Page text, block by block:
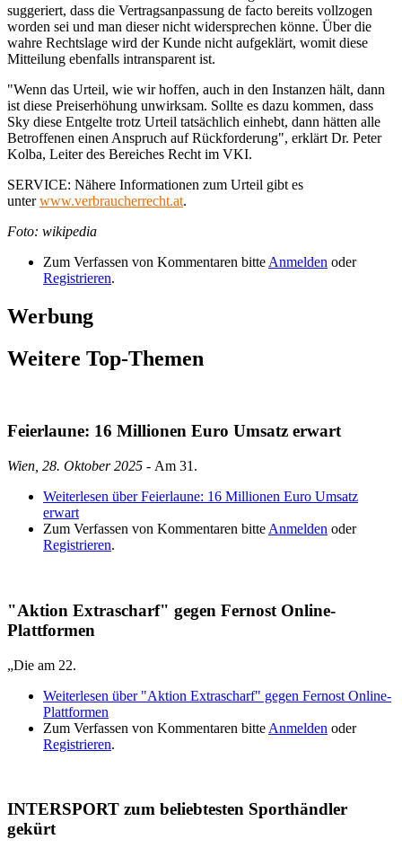
suggeriert, dass die Vertragsanpassung de facto bereits vollzogen
worden sei und man dieser nicht widersprechen könne. Über die
wahre Rechtslage wird der Kunde nicht aufgeklärt, womit diese
Mitteilung ebenfalls intransparent ist.
"Wenn das Urteil, wie wir hoffen, auch in den Instanzen hält, dann
ist diese Preiserhöhung unwirksam. Sollte es dazu kommen, dass
Sky diese Entgelte trotz Urteil tatsächlich einhebt, dann hätten alle
Betroffenen einen Anspruch auf Rückforderung", erklärt Dr. Peter
Kolba, Leiter des Bereiches Recht im VKI.
SERVICE: Nähere Informationen zum Urteil gibt es
unterwww.verbraucherrecht.at.
Foto: wikipedia
Zum Verfassen von Kommentaren bitte Anmelden oder
Registrieren.
Werbung
Weitere Top-Themen
Feierlaune: 16 Millionen Euro Umsatz erwart
Wien, 28. Oktober 2025 - Am 31.
Weiterlesen über Feierlaune: 16 Millionen Euro Umsatz
erwart
Zum Verfassen von Kommentaren bitte Anmelden oder
Registrieren.
"Aktion Extrascharf" gegen Fernost Online-
Plattformen
„Die am 22.
Weiterlesen über "Aktion Extrascharf" gegen Fernost Online-
Plattformen
Zum Verfassen von Kommentaren bitte Anmelden oder
Registrieren.
INTERSPORT zum beliebtesten Sporthändler
gekürt